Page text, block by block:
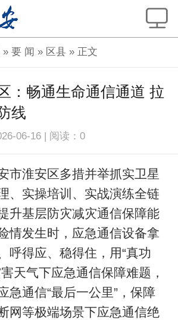
»要 闻 » 区县 » 正文
：畅通生命通信通道 拉
线
06-16 | 阅读：0
市淮安区多措并举抓实卫星
、实操培训、实战演练全链
升基层防灾减灾通信保障能
情发生时，应急通信设备拿
呼得应、稳得住，用“真功
天气下应急通信保障难题，
急通信“最后一公里”，保障
网等极端场景下应急通信绝